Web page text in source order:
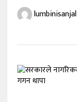
खेलकुद
lumbinisanjal